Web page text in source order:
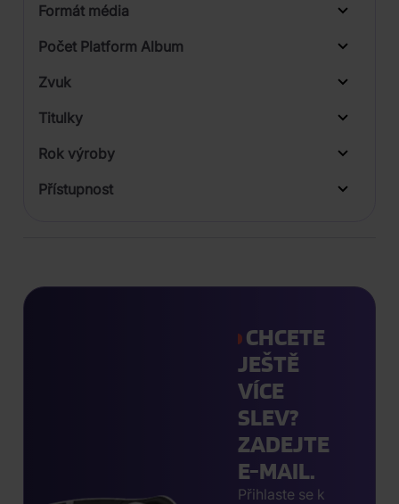
Formát média
Počet Platform Album
Zvuk
Titulky
Rok výroby
Přístupnost
CHCETE
JEŠTĚ
VÍCE
SLEV?
ZADEJTE
E-MAIL.
Přihlaste se k